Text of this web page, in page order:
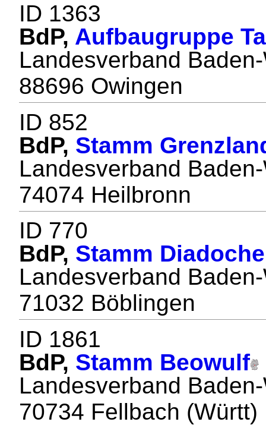
ID 1363
BdP, Aufbaugruppe
Landesverband
88696 Owingen
ID 852
BdP, Stamm
Landesverband
74074 Heilbronn
ID 770
BdP, Stamm
Landesverband
71032 Böblingen
ID 1861
BdP, Stamm Beowulf
Landesverband
70734 Fellbach (Württ)